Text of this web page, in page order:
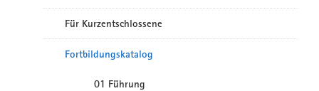
Für Kurzentschlossene
Fortbildungskatalog
01 Führung